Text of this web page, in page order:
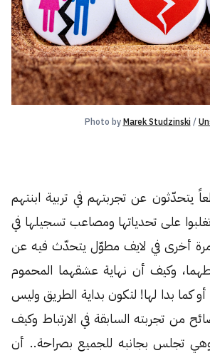
Photo by Marek Studzinski /
يتحدّثون عن تجربتهم في تربية ابنتهم
على تحدياتها ومصاعب تسجيلها في
مرة أخرى في لايف مطوّل يتحدّث فيه عن
وكيف أن نهاية عشقهما المحموم
كما بدا لها! لتكون بداية الطريق وليس
من تجربته السابقة في الارتباط وكيف
تجلس بجانبه للجميع بصراحة.. أن